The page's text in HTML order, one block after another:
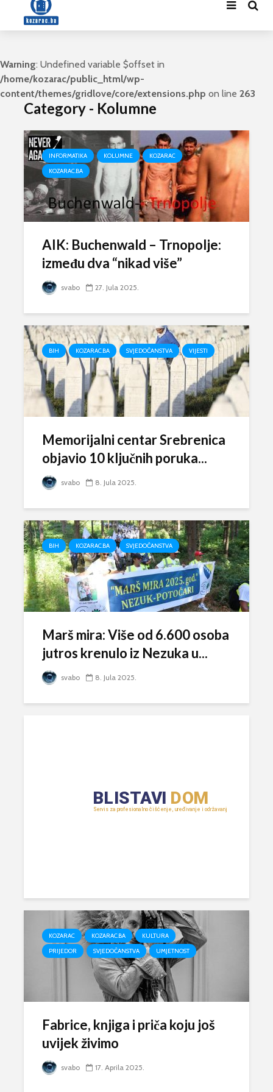
Warning: Undefined variable $offset in
/home/kozarac/public_html/wp-
content/themes/gridlove/core/extensions.php on line 263
Category - Kolumne
INFORMATIKA KOLUMNE
KOZARAC
KOZARAC.BA
AIK: Buchenwald – Trnopolje:
između dva “nikad više”
svabo 27. Jula 2025.
BIH KOZARAC.BA SVJEDOČANSTVA VIJESTI
Memorijalni centar Srebrenica
objavio 10 ključnih poruka...
svabo 8. Jula 2025.
BIH KOZARAC.BA SVJEDOČANSTVA
Marš mira: Više od 6.600 osoba
jutros krenulo iz Nezuka u...
svabo 8. Jula 2025.
KOZARAC KOZARAC.BA
KULTURA
PRIJEDOR
SVJEDOČANSTVA UMJETNOST
Fabrice, knjiga i priča koju još
uvijek živimo
svabo 17. Aprila 2025.